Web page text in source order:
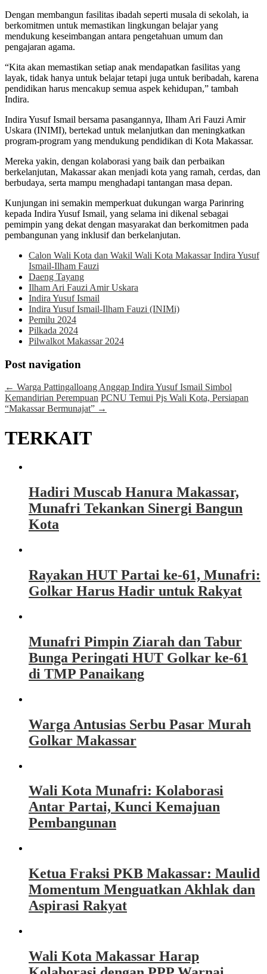
Dengan membangun fasilitas ibadah seperti musala di sekolah, ia
berkomitmen untuk memastikan lingkungan belajar yang
mendukung keseimbangan antara pengetahuan umum dan
pengajaran agama.
“Kita akan memastikan setiap anak mendapatkan fasilitas yang
layak, tidak hanya untuk belajar tetapi juga untuk beribadah, karena
pendidikan harus mencakup semua aspek kehidupan,” tambah
Indira.
Indira Yusuf Ismail bersama pasangannya, Ilham Ari Fauzi Amir
Uskara (INIMI), bertekad untuk melanjutkan dan meningkatkan
program-program yang mendukung pendidikan di Kota Makassar.
Mereka yakin, dengan kolaborasi yang baik dan perbaikan
berkelanjutan, Makassar akan menjadi kota yang ramah, cerdas, dan
berbudaya, serta mampu menghadapi tantangan masa depan.
Kunjungan ini semakin memperkuat dukungan warga Parinring
kepada Indira Yusuf Ismail, yang selama ini dikenal sebagai
pemimpin yang dekat dengan masyarakat dan berkomitmen pada
pembangunan yang inklusif dan berkelanjutan.
Calon Wali Kota dan Wakil Wali Kota Makassar Indira Yusuf
Ismail-Ilham Fauzi
Daeng Tayang
Ilham Ari Fauzi Amir Uskara
Indira Yusuf Ismail
Indira Yusuf Ismail-Ilham Fauzi (INIMi)
Pemilu 2024
Pilkada 2024
Pilwalkot Makassar 2024
Post navigation
← Warga Pattingalloang Anggap Indira Yusuf Ismail Simbol
Kemandirian Perempuan PCNU Temui Pjs Wali Kota, Persiapan
“Makassar Bermunajat” →
TERKAIT
Hadiri Muscab Hanura Makassar,
Munafri Tekankan Sinergi Bangun
Kota
Rayakan HUT Partai ke-61, Munafri:
Golkar Harus Hadir untuk Rakyat
Munafri Pimpin Ziarah dan Tabur
Bunga Peringati HUT Golkar ke-61
di TMP Panaikang
Warga Antusias Serbu Pasar Murah
Golkar Makassar
Wali Kota Munafri: Kolaborasi
Antar Partai, Kunci Kemajuan
Pembangunan
Ketua Fraksi PKB Makassar: Maulid
Momentum Menguatkan Akhlak dan
Aspirasi Rakyat
Wali Kota Makassar Harap